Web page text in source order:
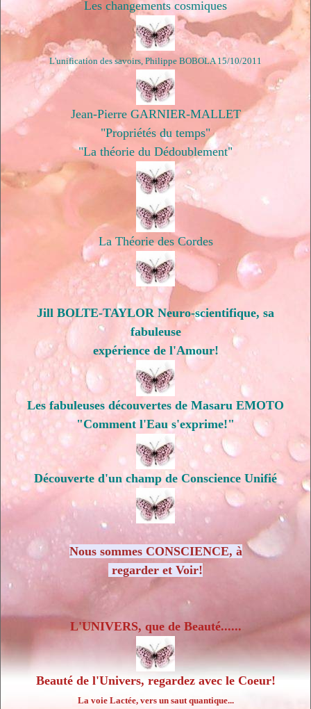
Les changements cosmiques
L'unification des savoirs, Philippe BOBOLA 15/10/2011
Jean-Pierre GARNIER-MALLET
"Propriétés du temps"
"La théorie du Dédoublement"
La Théorie des Cordes
Jill BOLTE-TAYLOR Neuro-scientifique, sa
fabuleuse
expérience de l'Amour!
Les fabuleuses découvertes de Masaru EMOTO
"Comment l'Eau s'exprime!"
Découverte d'un champ de Conscience Unifié
Nous sommes CONSCIENCE, à
regarder et Voir!
L'UNIVERS, que de Beauté......
Beauté de l'Univers, regardez avec le Coeur!
La voie Lactée, vers un saut quantique...